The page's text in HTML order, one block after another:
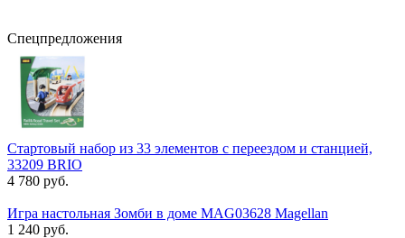
Спецпредложения
Стартовый набор из 33 элементов с переездом и станцией,
33209 BRIO
4 780 руб.
Игра настольная Зомби в доме MAG03628 Magellan
1 240 руб.